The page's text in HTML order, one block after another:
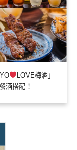
LOVE梅酒」
酒搭配！